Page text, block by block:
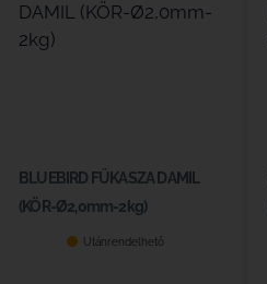
BLUEBIRD FŰKASZA DAMIL
(KÖR-Ø2,0mm-2kg)
Utánrendelhető